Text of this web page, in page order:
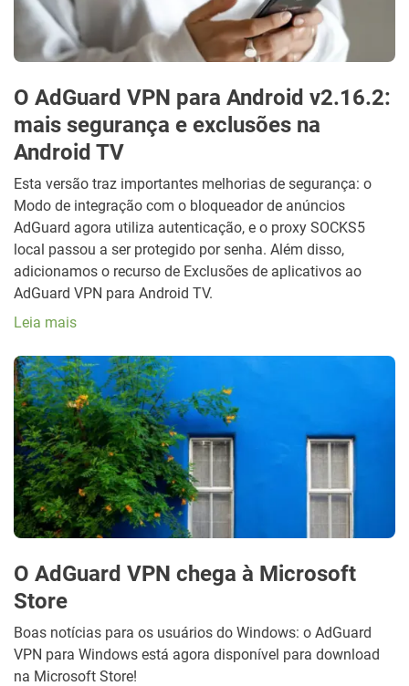
O AdGuard VPN para Android v2.16.2:
mais segurança e exclusões na
Android TV
Esta versão traz importantes melhorias de segurança: o
Modo de integração com o bloqueador de anúncios
AdGuard agora utiliza autenticação, e o proxy SOCKS5
local passou a ser protegido por senha. Além disso,
adicionamos o recurso de Exclusões de aplicativos ao
AdGuard VPN para Android TV.
Leia mais
O AdGuard VPN chega à Microsoft
Store
Boas notícias para os usuários do Windows: o AdGuard
VPN para Windows está agora disponível para download
na Microsoft Store!